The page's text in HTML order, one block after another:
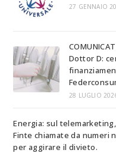
27 GENNAIO
Dottor D:
28 LUGLIO
Energia: sul
Finte chiamate da numeri
per aggirare il divieto.